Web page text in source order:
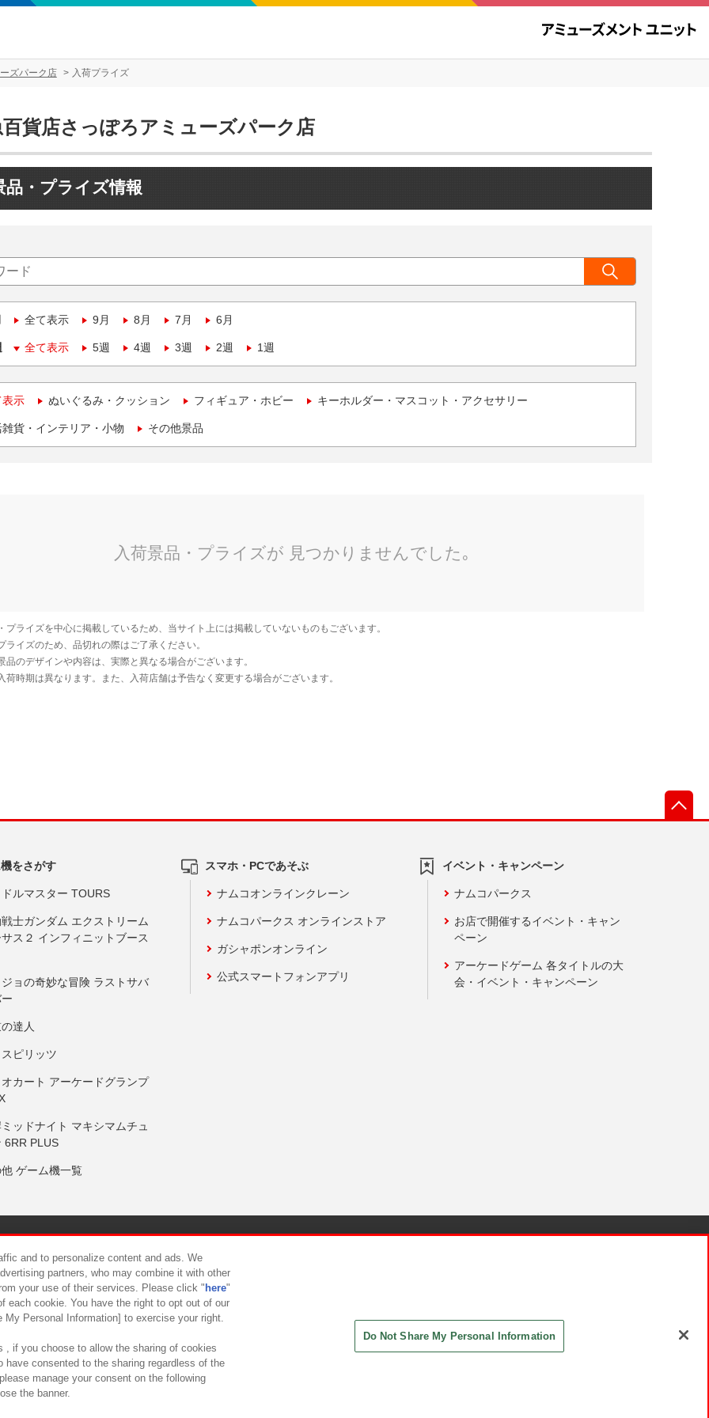
ズパーク店 入荷プライズ
貨店さっぽろアミューズパーク店
品・プライズ情報
全て表示 9月 8月 7月 6月
全て表示 5週 4週 3週 2週 1週
表示 ぬいぐるみ・クッション フィギュア・ホビー キーホルダー・マスコット・アクセサリー
貨・インテリア・小物 その他景品
をさがす
ルマスター TOURS
士ガンダム エクストリーム
ス２ インフィニットブース
ョの奇妙な冒険 ラストサバ
達人
ピリッツ
カート アーケードグランプ
ッドナイト マキシマムチュ
6RR PLUS
ゲーム機一覧
スマホ・PCであそぶ
ナムコオンラインクレーン
ナムコパークス オンラインストア
ガシャポンオンライン
公式スマートフォンアプリ
イベント・キャンペーン
ナムコパークス
お店で開催するイベント・キャン
ペーン
アーケードゲーム 各タイトルの大
会・イベント・キャンペーン
について カスタマーハラスメント対応方針
and to personalize content and ads. We
partners, who may combine it with other
your use of their services. Please click " here"
each cookie. You have the right to opt out of our
Personal Information] to exercise your right.
, if you choose to allow the sharing of cookies
have consented to the sharing regardless of the
manage your consent on the following
the banner.
Do Not Share My Personal Information